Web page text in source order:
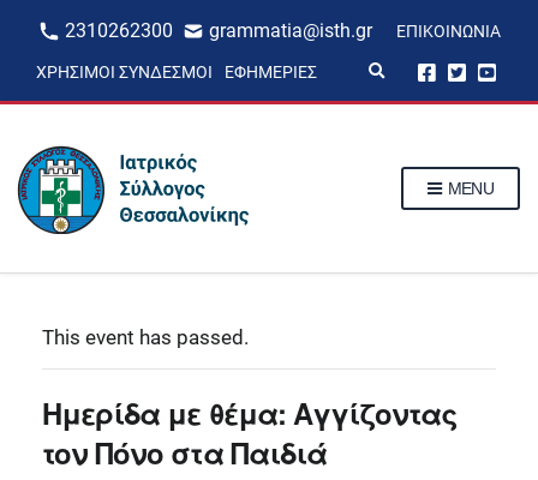
2310262300 grammatia@isth.gr ΕΠΙΚΟΙΝΩΝΊΑ
ΧΡΉΣΙΜΟΙ ΣΎΝΔΕΣΜΟΙ ΕΦΗΜΕΡΊΕΣ
p
MENU
This event has passed.
Ημερίδα με θέμα: Αγγίζοντας
τον Πόνο στα Παιδιά